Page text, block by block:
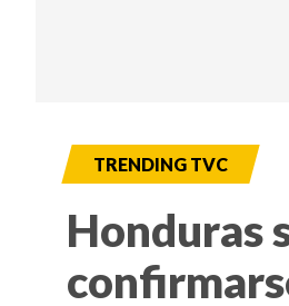
TRENDING TVC
Honduras